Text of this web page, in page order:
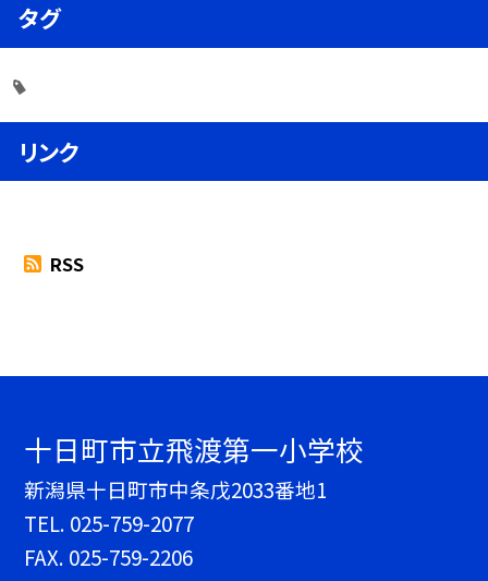
タグ
リンク
RSS
十日町市立飛渡第一小学校
新潟県十日町市中条戊2033番地1
TEL. 025-759-2077
FAX. 025-759-2206